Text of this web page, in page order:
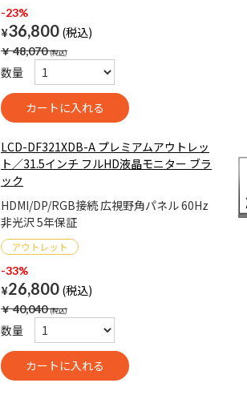
-23%
¥36,800
￥48,070
数量
LCD-DF321XDB-A プレミアムアウトレッ
ト／31.5インチ フルHD液晶モニター ブラ
ック
HDMI/DP/RGB接続 広視野角パネル 60Hz
非光沢 5年保証
-33%
¥26,800
￥40,040
数量